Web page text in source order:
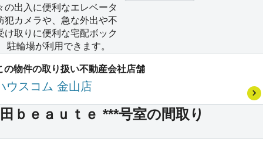
の出入に便利なエレベータ
犯カメラや、急な外出や不
取りに便利な宅配ボック
駐輪場が利用できます。
の物件の取り扱い不動産会社店舗
ウスコム 金山店
ｂｅａｕｔｅ ***号室の間取り